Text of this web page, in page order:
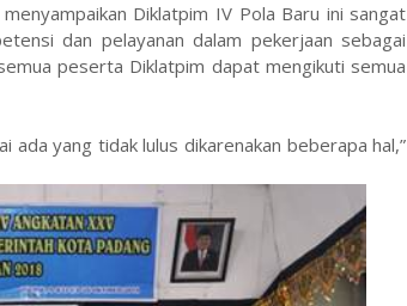
Diklatpim IV Pola Baru ini sangat
dan pelayanan dalam pekerjaan sebagai
peserta Diklatpim dapat mengikuti semua
ada yang tidak lulus dikarenakan beberapa hal,”